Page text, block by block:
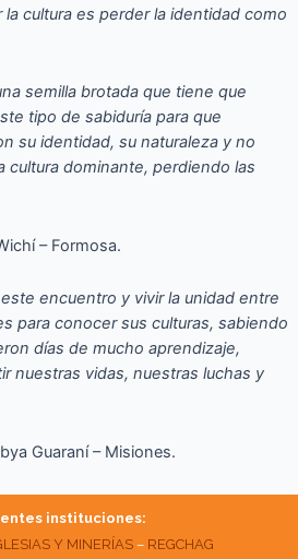
cultura es perder la identidad como
semilla brotada que tiene que
tipo de sabiduría para que
su identidad, su naturaleza y no
cultura dominante, perdiendo las
– Formosa.
encuentro y vivir la unidad entre
para conocer sus culturas, sabiendo
días de mucho aprendizaje,
nuestras vidas, nuestras luchas y
Guaraní – Misiones.
instituciones:
Y MINERÍAS – REGCHAG